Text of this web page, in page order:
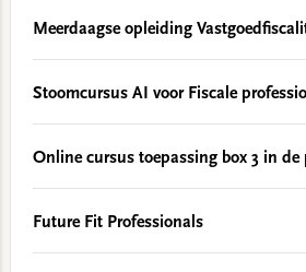
Meerdaagse opleiding
Stoomcursus AI voor Fiscale
Online cursus toepassing box 3 in de
Future Fit Professionals